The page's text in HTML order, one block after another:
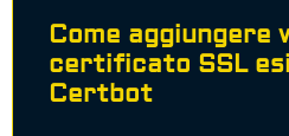
Come aggiungere
certificato SSL
Certbot